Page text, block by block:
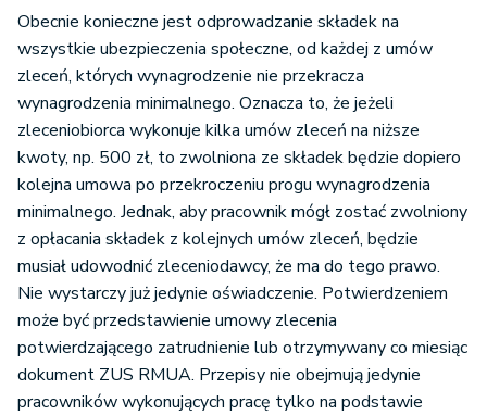
Obecnie konieczne jest odprowadzanie składek na
wszystkie ubezpieczenia społeczne, od każdej z umów
zleceń, których wynagrodzenie nie przekracza
wynagrodzenia minimalnego. Oznacza to, że jeżeli
zleceniobiorca wykonuje kilka umów zleceń na niższe
kwoty, np. 500 zł, to zwolniona ze składek będzie dopiero
kolejna umowa po przekroczeniu progu wynagrodzenia
minimalnego. Jednak, aby pracownik mógł zostać zwolniony
z opłacania składek z kolejnych umów zleceń, będzie
musiał udowodnić zleceniodawcy, że ma do tego prawo.
Nie wystarczy już jedynie oświadczenie. Potwierdzeniem
może być przedstawienie umowy zlecenia
potwierdzającego zatrudnienie lub otrzymywany co miesiąc
dokument ZUS RMUA. Przepisy nie obejmują jedynie
pracowników wykonujących pracę tylko na podstawie